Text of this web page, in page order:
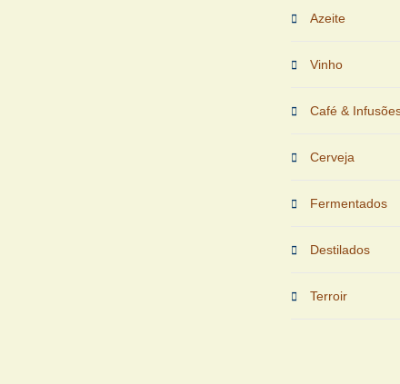
Azeite
Vinho
Café &
Cerveja
Fermentados
Destilados
Terroir